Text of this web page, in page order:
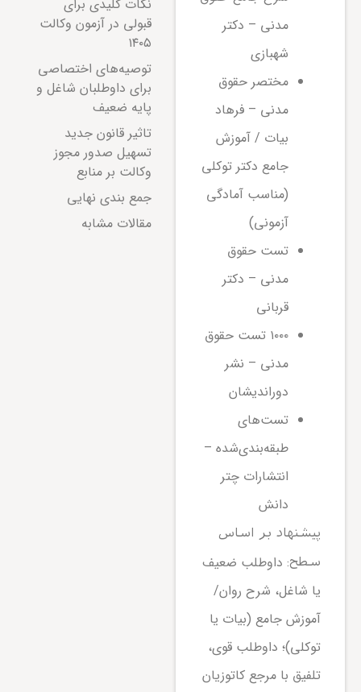
مدنی – دکتر
شهبازی
مختصر حقوق
مدنی – فرهاد
بیات / آموزش
جامع دکتر توکلی
(مناسب آمادگی
آزمونی)
تست حقوق
مدنی – دکتر
قربانی
۱۰۰۰ تست حقوق
مدنی – نشر
دوراندیشان
تست‌های
طبقه‌بندی‌شده –
انتشارات چتر
دانش
پیشنهاد بر اساس
سطح: داوطلب ضعیف
یا شاغل، شرح روان/
آموزش جامع (بیات یا
توکلی)؛ داوطلب قوی،
تلفیق با مرجع کاتوزیان
نکات کلیدی برای
قبولی در آزمون وکالت
۱۴۰۵
توصیه‌های اختصاصی
برای داوطلبان شاغل و
پایه ضعیف
تاثیر قانون جدید
تسهیل صدور مجوز
وکالت بر منابع
جمع بندی نهایی
مقالات مشابه